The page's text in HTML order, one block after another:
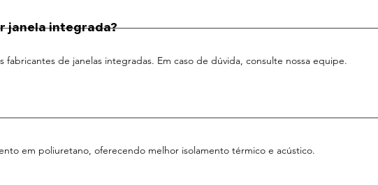
janela integrada?
fabricantes de janelas integradas. Em caso de dúvida, consulte nossa equipe.
em poliuretano, oferecendo melhor isolamento térmico e acústico.